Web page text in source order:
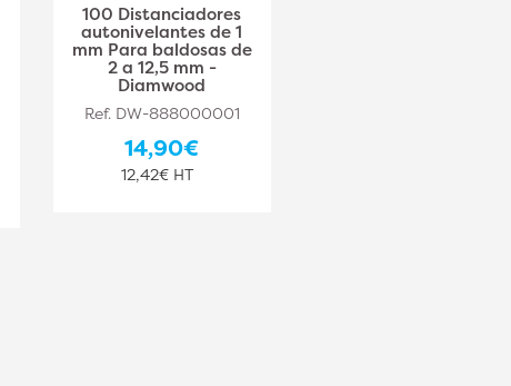
100 Distanciadores
autonivelantes de 1
mm Para baldosas de
2 a 12,5 mm -
Diamwood
Ref. DW-888000001
14,90€
12,42€ HT